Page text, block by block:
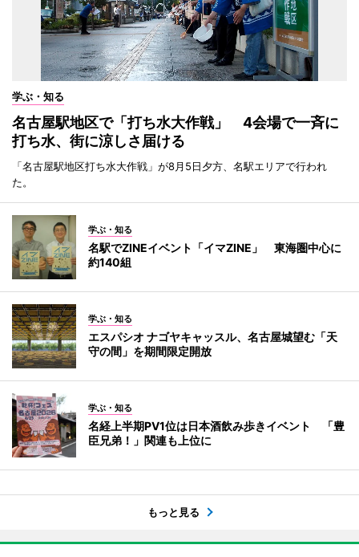
学ぶ・知る
名古屋駅地区で「打ち水大作戦」 4会場で一斉に
打ち水、街に涼しさ届ける
「名古屋駅地区打ち水大作戦」が8月5日夕方、名駅エリアで行われ
た。
学ぶ・知る
名駅でZINEイベント「イマZINE」 東海圏中心に
約140組
学ぶ・知る
エスパシオ ナゴヤキャッスル、名古屋城望む「天
守の間」を期間限定開放
学ぶ・知る
名経上半期PV1位は日本酒飲み歩きイベント 「豊
臣兄弟！」関連も上位に
もっと見る